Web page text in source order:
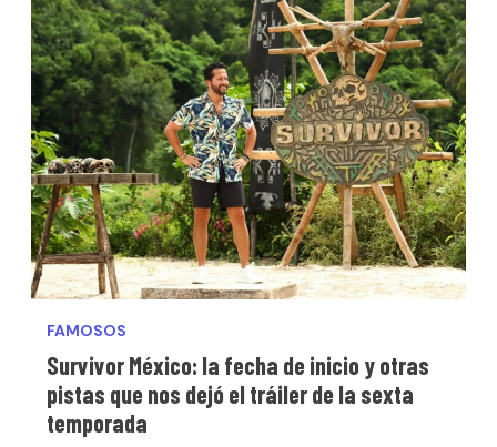
FAMOSOS
Survivor México: la fecha de inicio y otras
pistas que nos dejó el tráiler de la sexta
temporada